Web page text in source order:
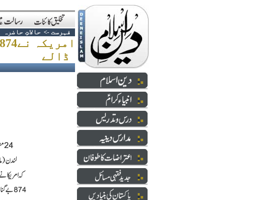
فہرست ->حالاتِ حاضرہ